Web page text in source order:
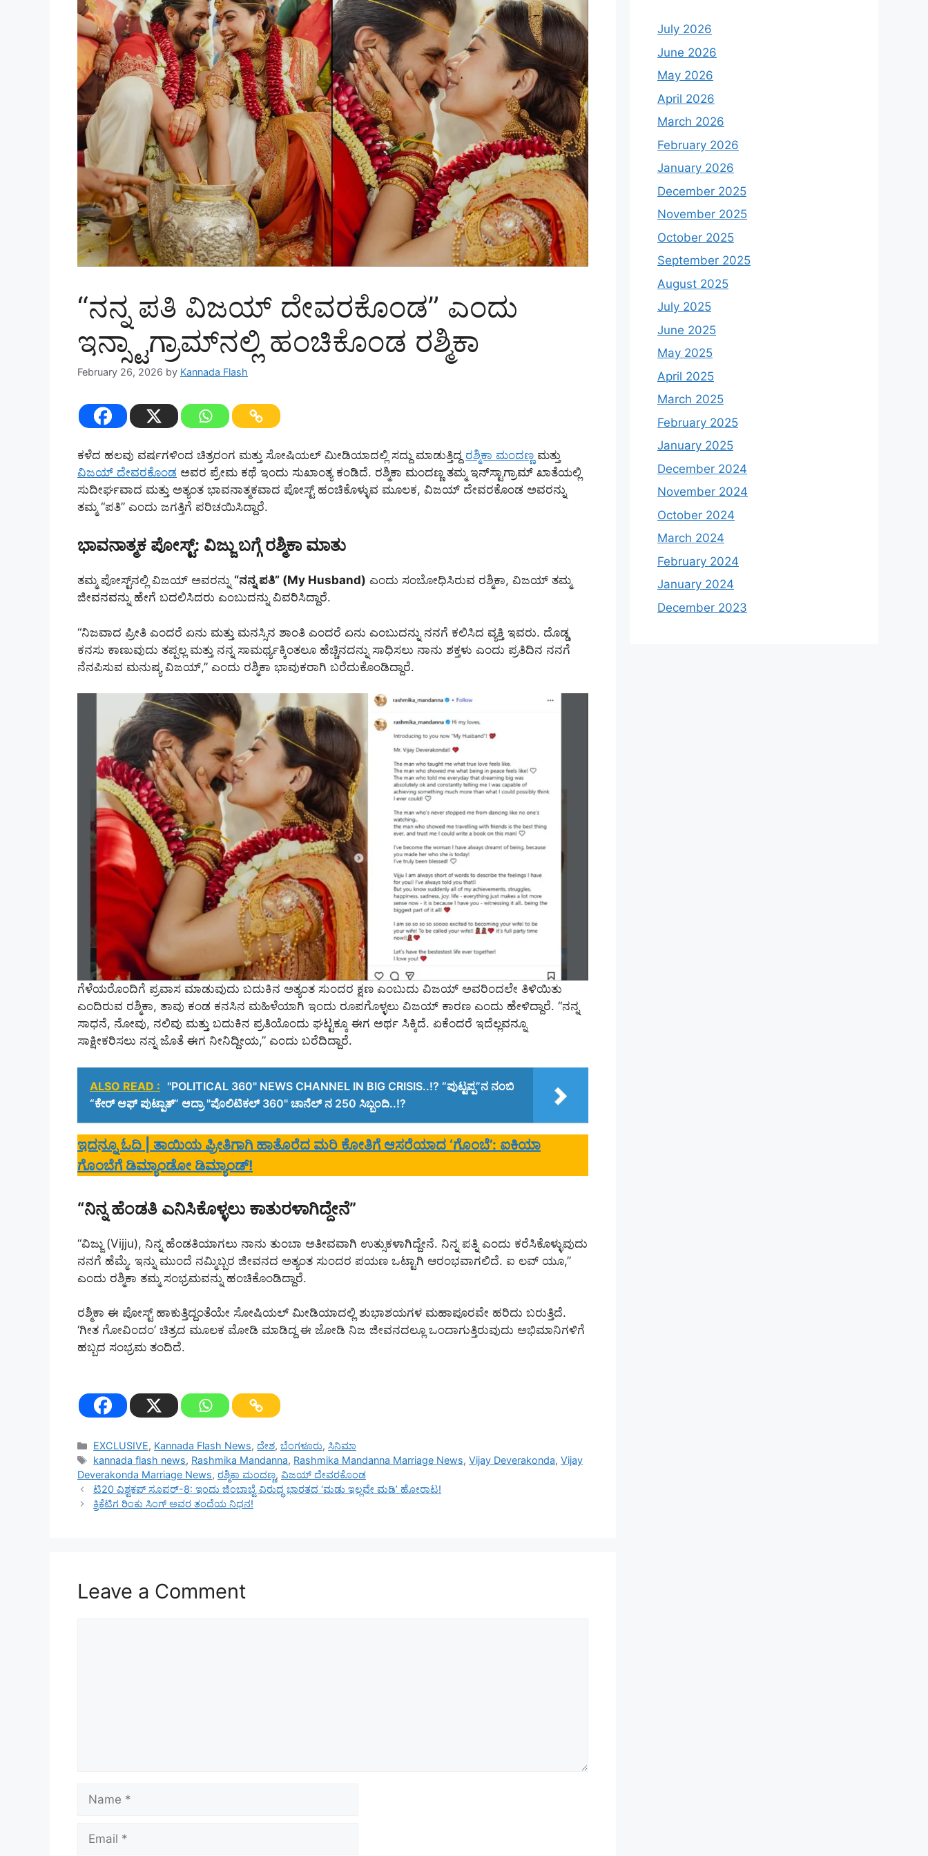
“ನನ್ನ ಪತಿ ವಿಜಯ್ ದೇವರಕೊಂಡ” ಎಂದು
ಇನ್ಸ್ಟಾಗ್ರಾಮ್‌ನಲ್ಲಿ ಹಂಚಿಕೊಂಡ ರಶ್ಮಿಕಾ
February 26, 2026 by Kannada Flash
ಕಳೆದ ಹಲವು ವರ್ಷಗಳಿಂದ ಚಿತ್ರರಂಗ ಮತ್ತು ಸೋಷಿಯಲ್ ಮೀಡಿಯಾದಲ್ಲಿ ಸದ್ದು ಮಾಡುತ್ತಿದ್ದ ರಶ್ಮಿಕಾ ಮಂದಣ್ಣ ಮತ್ತು
ವಿಜಯ್ ದೇವರಕೊಂಡ ಅವರ ಪ್ರೇಮ ಕಥೆ ಇಂದು ಸುಖಾಂತ್ಯ ಕಂಡಿದೆ. ರಶ್ಮಿಕಾ ಮಂದಣ್ಣ ತಮ್ಮ ಇನ್‌ಸ್ಟಾಗ್ರಾಮ್ ಖಾತೆಯಲ್ಲಿ
ಸುದೀರ್ಘವಾದ ಮತ್ತು ಅತ್ಯಂತ ಭಾವನಾತ್ಮಕವಾದ ಪೋಸ್ಟ್ ಹಂಚಿಕೊಳ್ಳುವ ಮೂಲಕ, ವಿಜಯ್ ದೇವರಕೊಂಡ ಅವರನ್ನು
ತಮ್ಮ “ಪತಿ” ಎಂದು ಜಗತ್ತಿಗೆ ಪರಿಚಯಿಸಿದ್ದಾರೆ.
ಭಾವನಾತ್ಮಕ ಪೋಸ್ಟ್: ವಿಜ್ಜು ಬಗ್ಗೆ ರಶ್ಮಿಕಾ ಮಾತು
ತಮ್ಮ ಪೋಸ್ಟ್‌ನಲ್ಲಿ ವಿಜಯ್ ಅವರನ್ನು “ನನ್ನ ಪತಿ” (My Husband) ಎಂದು ಸಂಬೋಧಿಸಿರುವ ರಶ್ಮಿಕಾ, ವಿಜಯ್ ತಮ್ಮ
ಜೀವನವನ್ನು ಹೇಗೆ ಬದಲಿಸಿದರು ಎಂಬುದನ್ನು ವಿವರಿಸಿದ್ದಾರೆ.
“ನಿಜವಾದ ಪ್ರೀತಿ ಎಂದರೆ ಏನು ಮತ್ತು ಮನಸ್ಸಿನ ಶಾಂತಿ ಎಂದರೆ ಏನು ಎಂಬುದನ್ನು ನನಗೆ ಕಲಿಸಿದ ವ್ಯಕ್ತಿ ಇವರು. ದೊಡ್ಡ
ಕನಸು ಕಾಣುವುದು ತಪ್ಪಲ್ಲ ಮತ್ತು ನನ್ನ ಸಾಮರ್ಥ್ಯಕ್ಕಿಂತಲೂ ಹೆಚ್ಚಿನದನ್ನು ಸಾಧಿಸಲು ನಾನು ಶಕ್ತಳು ಎಂದು ಪ್ರತಿದಿನ ನನಗೆ
ನೆನಪಿಸುವ ಮನುಷ್ಯ ವಿಜಯ್,” ಎಂದು ರಶ್ಮಿಕಾ ಭಾವುಕರಾಗಿ ಬರೆದುಕೊಂಡಿದ್ದಾರೆ.
ಗೆಳೆಯರೊಂದಿಗೆ ಪ್ರವಾಸ ಮಾಡುವುದು ಬದುಕಿನ ಅತ್ಯಂತ ಸುಂದರ ಕ್ಷಣ ಎಂಬುದು ವಿಜಯ್ ಅವರಿಂದಲೇ ತಿಳಿಯಿತು
ಎಂದಿರುವ ರಶ್ಮಿಕಾ, ತಾವು ಕಂಡ ಕನಸಿನ ಮಹಿಳೆಯಾಗಿ ಇಂದು ರೂಪಗೊಳ್ಳಲು ವಿಜಯ್ ಕಾರಣ ಎಂದು ಹೇಳಿದ್ದಾರೆ. “ನನ್ನ
ಸಾಧನೆ, ನೋವು, ನಲಿವು ಮತ್ತು ಬದುಕಿನ ಪ್ರತಿಯೊಂದು ಘಟ್ಟಕ್ಕೂ ಈಗ ಅರ್ಥ ಸಿಕ್ಕಿದೆ. ಏಕೆಂದರೆ ಇದೆಲ್ಲವನ್ನೂ
ಸಾಕ್ಷೀಕರಿಸಲು ನನ್ನ ಜೊತೆ ಈಗ ನೀನಿದ್ದೀಯ,” ಎಂದು ಬರೆದಿದ್ದಾರೆ.
ALSO READ : "POLITICAL 360" NEWS CHANNEL IN BIG CRISIS..!? “ಪುಟ್ಟಪ್ಪ”ನ ನಂಬಿ
“ಕೇರ್‌ ಆಫ್‌ ಪುಟ್ಪಾತ್‌” ಆದ್ರಾ "ಪೊಲಿಟಿಕಲ್‌ 360" ಚಾನೆಲ್‌ ನ 250 ಸಿಬ್ಬಂದಿ..!?
ಇದನ್ನೂ ಓದಿ | ತಾಯಿಯ ಪ್ರೀತಿಗಾಗಿ ಹಾತೊರೆದ ಮರಿ ಕೋತಿಗೆ ಆಸರೆಯಾದ ‘ಗೊಂಬೆ’: ಐಕಿಯಾ
ಗೊಂಬೆಗೆ ಡಿಮ್ಯಾಂಡೋ ಡಿಮ್ಯಾಂಡ್!
“ನಿನ್ನ ಹೆಂಡತಿ ಎನಿಸಿಕೊಳ್ಳಲು ಕಾತುರಳಾಗಿದ್ದೇನೆ”
“ವಿಜ್ಜು (Vijju), ನಿನ್ನ ಹೆಂಡತಿಯಾಗಲು ನಾನು ತುಂಬಾ ಅತೀವವಾಗಿ ಉತ್ಸುಕಳಾಗಿದ್ದೇನೆ. ನಿನ್ನ ಪತ್ನಿ ಎಂದು ಕರೆಸಿಕೊಳ್ಳುವುದು
ನನಗೆ ಹೆಮ್ಮೆ. ಇನ್ನು ಮುಂದೆ ನಮ್ಮಿಬ್ಬರ ಜೀವನದ ಅತ್ಯಂತ ಸುಂದರ ಪಯಣ ಒಟ್ಟಾಗಿ ಆರಂಭವಾಗಲಿದೆ. ಐ ಲವ್ ಯೂ,”
ಎಂದು ರಶ್ಮಿಕಾ ತಮ್ಮ ಸಂಭ್ರಮವನ್ನು ಹಂಚಿಕೊಂಡಿದ್ದಾರೆ.
ರಶ್ಮಿಕಾ ಈ ಪೋಸ್ಟ್ ಹಾಕುತ್ತಿದ್ದಂತೆಯೇ ಸೋಷಿಯಲ್ ಮೀಡಿಯಾದಲ್ಲಿ ಶುಭಾಶಯಗಳ ಮಹಾಪೂರವೇ ಹರಿದು ಬರುತ್ತಿದೆ.
‘ಗೀತ ಗೋವಿಂದಂ’ ಚಿತ್ರದ ಮೂಲಕ ಮೋಡಿ ಮಾಡಿದ್ದ ಈ ಜೋಡಿ ನಿಜ ಜೀವನದಲ್ಲೂ ಒಂದಾಗುತ್ತಿರುವುದು ಅಭಿಮಾನಿಗಳಿಗೆ
ಹಬ್ಬದ ಸಂಭ್ರಮ ತಂದಿದೆ.
Categories
EXCLUSIVE, Kannada Flash News,ದೇಶ,ಬೆಂಗಳೂರು,ಸಿನಿಮಾ
Tags
kannada flash news, Rashmika Mandanna, Rashmika Mandanna Marriage News,Vijay Deverakonda,Vijay
Deverakonda Marriage News, ರಶ್ಮಿಕಾ ಮಂದಣ್ಣ, ವಿಜಯ್ ದೇವರಕೊಂಡ
ಟಿ20 ವಿಶ್ವಕಪ್ ಸೂಪರ್-8: ಇಂದು ಜಿಂಬಾಬ್ವೆ ವಿರುದ್ಧ ಭಾರತದ ‘ಮಡು ಇಲ್ಲವೇ ಮಡಿ’ ಹೋರಾಟ!
ಕ್ರಿಕೆಟಿಗ ರಿಂಕು ಸಿಂಗ್ ಅವರ ತಂದೆಯ ನಿಧನ!
Leave a Comment
Name
Email
July 2026
June 2026
May 2026
April 2026
March 2026
February 2026
January 2026
December 2025
November 2025
October 2025
September 2025
August 2025
July 2025
June 2025
May 2025
April 2025
March 2025
February 2025
January 2025
December 2024
November 2024
October 2024
March 2024
February 2024
January 2024
December 2023